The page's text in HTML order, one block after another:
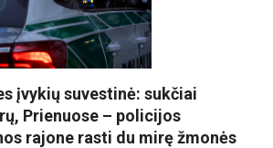
įvykių suvestinė: sukčiai
Prienuose – policijos
rajone rasti du mirę žmonės